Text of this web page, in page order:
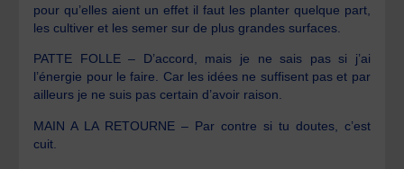
pour qu’elles aient un effet il faut les planter quelque part,
les cultiver et les semer sur de plus grandes surfaces.
PATTE FOLLE – D’accord, mais je ne sais pas si j’ai
l’énergie pour le faire. Car les idées ne suffisent pas et par
ailleurs je ne suis pas certain d’avoir raison.
MAIN A LA RETOURNE – Par contre si tu doutes, c’est
cuit.